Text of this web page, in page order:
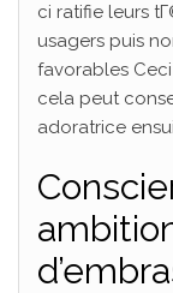
ci ratifie leurs
usagers puis
favorables
cela peut
adoratrice